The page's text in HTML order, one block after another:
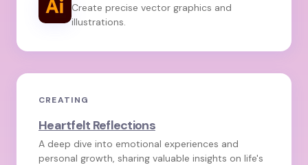
Create precise vector graphics and
illustrations.
CREATING
Heartfelt Reflections
A deep dive into emotional experiences and
personal growth, sharing valuable insights on life's